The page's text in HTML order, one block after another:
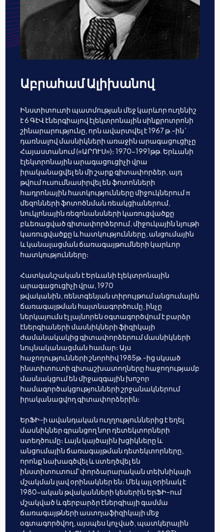
Աբրահամ Ալիխանով
Ինստիտուտի պատմության մեջ կարևոր ուղենիշ
է 6 ԳէՎ էներգիայով էլեկտրոնային սինքրոտրոնի
շինարարությունը, որն ավարտվել է 1967 թ.-ին`
դառնալով մասնիկների առաջին արագացուցիչը
Հայաստանում («ԱՐՈՒՍ»)։ 1970-1991թթ. Երևանի
էլեկտրոնային արագացուցիչի վրա
իրականացվել են մի շարք գիտափորձեր, այդ
թվում ուսումնասիրվել են ֆոտոնների
հադրոնային հատկությունները միջուկներում π
մեզոնների ֆոտոծնման ռեակցիաներում,
նուկլոնային ռեզոնանսների կառուցվածքը
բևեռացված գիտափորձերում, միջուկային նյութի
կառուցվածքը և հատկությունները, անցումային
և կանալացման ճառագայթումների կարևոր
հատկությունները։
Հատկանշական է Երևանի էլեկտրոնային
արագացուցիչի վրա, 1970
թվականին, ռենտգենյան տիրույթում անցումային
ճառագայթման հայտնագործումը, ինչը
ներկայումս էլ լայնորեն օգտագործվում է բարձր
էներգիաների մասնիկների ֆիզիկայի
ժամանակակից գիտափորձերում մասնիկների
նույնականացման համար։ Այս
հաջողությունների շնորհիվ 1985թ.-ից սկսած
ինստիտուտի գիտաշխատողները հաջողությամբ
մասնակցում են միջազգային խոշոր
համագործակցությունների շրջանակներում
իրականացվող գիտափորձերին։
ԵրՖԻ-ի ավանդական ուղղություններից է եղել
մասնիկներ գրանցող նոր դետեկտորների
ստեղծումը։ Լայն կայծային խցիկները և
անցումային ճառագայթման դետեկտորները,
որոնք նախագծվել և ստեղծվել են
ինստիտուտում՝ փորձարարական տեխնիկայի
մշակման լավ օրինակներ են։ Մեկ այլ օրինակ է
1980-ական թվականների կեսերին ԵրՖԻ-ում
մշակված և գերբարձր էներգիայի գամմա
ճառագայթների աստղաֆիզիկայի մեջ
օգտագործվող, այսպես կոչված, պատկերային